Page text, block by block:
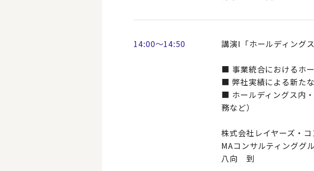
14:00～14:50 講演Ⅰ「ホールディング
■ 事業統合におけるホ
■ 弊社実績による新た
■ ホールディングス内
務など）
株式会社レイヤーズ・
MAコンサルティンググ
八向 到